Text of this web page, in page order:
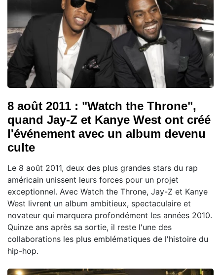
8 août 2011 : "Watch the Throne",
quand Jay-Z et Kanye West ont créé
l'événement avec un album devenu
culte
Le 8 août 2011, deux des plus grandes stars du rap
américain unissent leurs forces pour un projet
exceptionnel. Avec Watch the Throne, Jay-Z et Kanye
West livrent un album ambitieux, spectaculaire et
novateur qui marquera profondément les années 2010.
Quinze ans après sa sortie, il reste l'une des
collaborations les plus emblématiques de l'histoire du
hip-hop.